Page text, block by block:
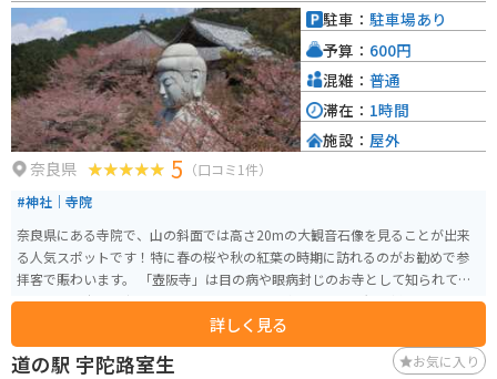
奈良県 5 （口コミ1件）
#神社｜寺院
奈良県にある寺院で、山の斜面では高さ20mの大観音石像を見ることが出来
る人気スポットです！特に春の桜や秋の紅葉の時期に訪れるのがお勧めで参
拝客で賑わいます。 「壺阪寺」は目の病や眼病封じのお寺として知られてい
ます。 眼病封じの祈願を行うときには木札に名前を書き、観音様に結んで眼
病封じの御朱印を持ち帰ると観音様が願いを聞き届けてくださると言われて
います。 また、眼病にご利益があることから、「壺阪寺」では「めがね供
養」も行っています。 開門閉門時間は午前8時半〜午後5時まで年中無休 駐車
詳しく見る
駐車： 駐車場あり
予算： 600円
混雑： 普通
滞在： 1時間
施設： 屋外
道の駅 宇陀路室生 お気に入り